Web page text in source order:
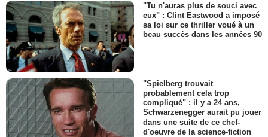
"Tu n'auras plus de souci avec
eux" : Clint Eastwood a imposé
sa loi sur ce thriller voué à un
beau succès dans les années 90
"Spielberg trouvait
probablement cela trop
compliqué" : il y a 24 ans,
Schwarzenegger aurait pu jouer
dans une suite de ce chef-
d'oeuvre de la science-fiction